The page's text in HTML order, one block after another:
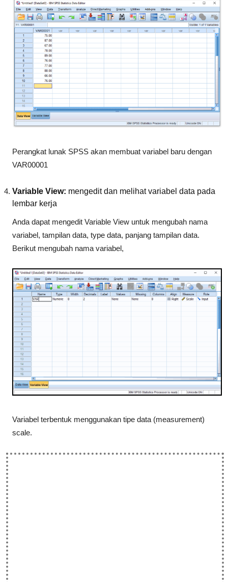
Perangkat lunak SPSS akan membuat variabel baru dengan
VAR00001
Variable View: mengedit dan melihat variabel data pada
lembar kerja
Anda dapat mengedit Variable View untuk mengubah nama
variabel, tampilan data, type data, panjang tampilan data.
Berikut mengubah nama variabel,
Variabel terbentuk menggunakan tipe data (measurement)
scale.